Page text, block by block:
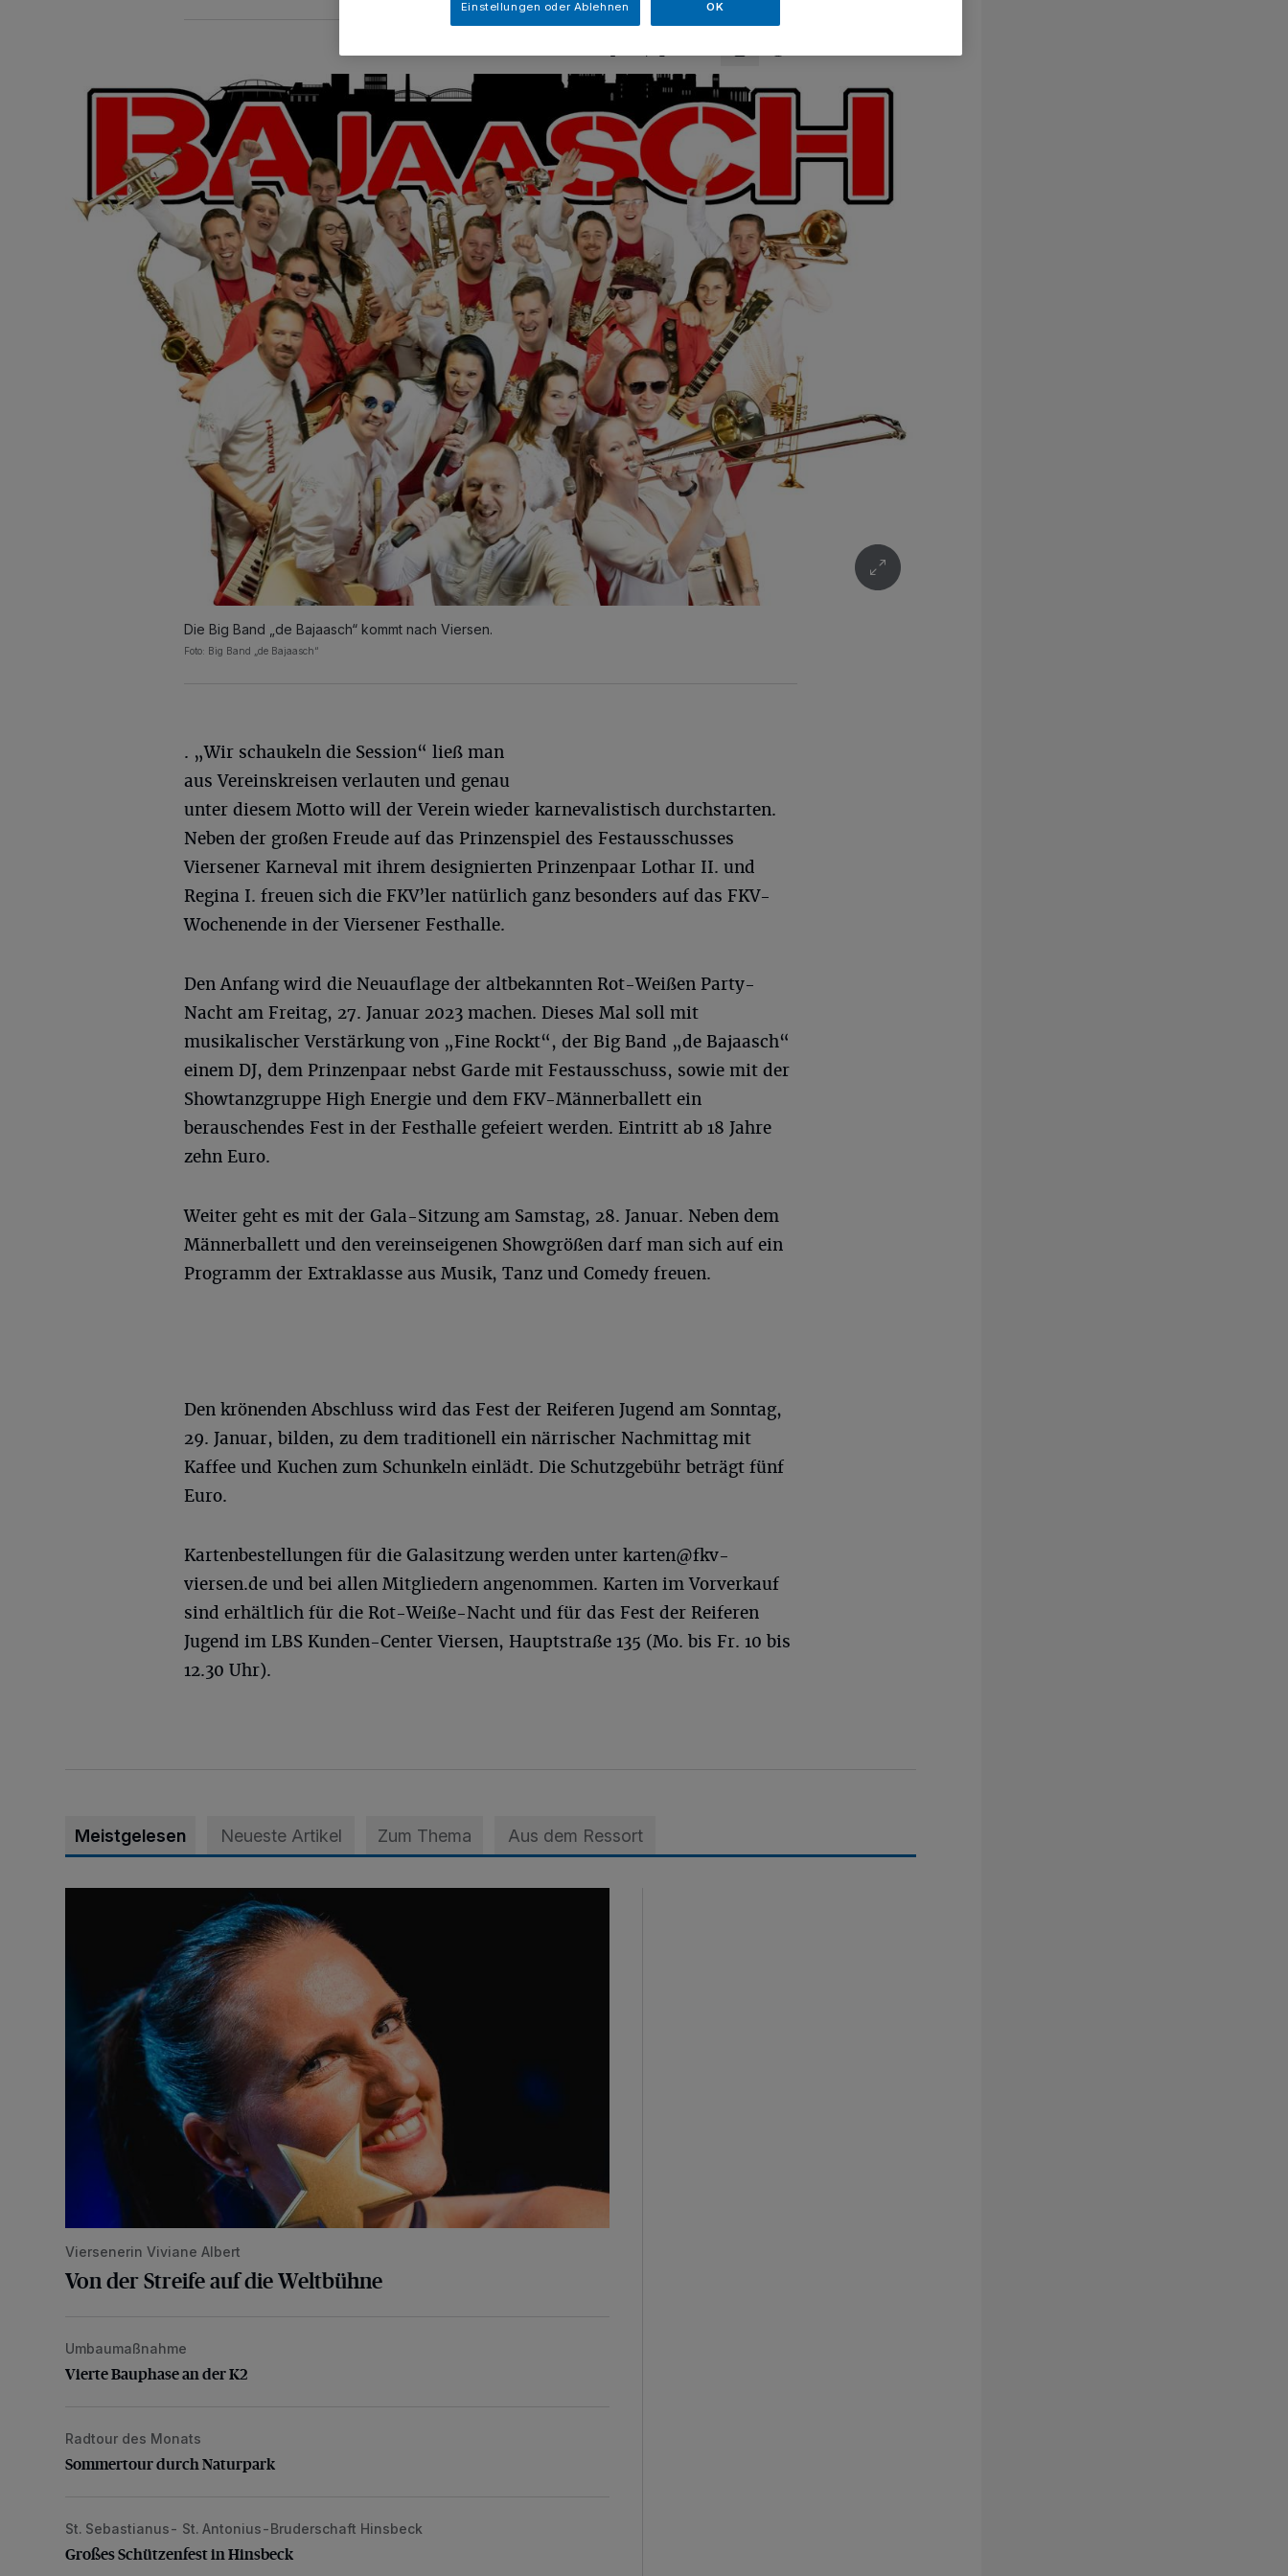
Die Big Band „de Bajaasch“ kommt nach Viersen.
Foto: Big Band „de Bajaasch“
. „Wir schaukeln die Session“ ließ man
aus Vereinskreisen verlauten und genau
unter diesem Motto will der Verein wieder karnevalistisch durchstarten.
Neben der großen Freude auf das Prinzenspiel des Festausschusses
Viersener Karneval mit ihrem designierten Prinzenpaar Lothar II. und
Regina I. freuen sich die FKV’ler natürlich ganz besonders auf das FKV-
Wochenende in der Viersener Festhalle.
Den Anfang wird die Neuauflage der altbekannten Rot-Weißen Party-
Nacht am Freitag, 27. Januar 2023 machen. Dieses Mal soll mit
musikalischer Verstärkung von „Fine Rockt“, der Big Band „de Bajaasch“
einem DJ, dem Prinzenpaar nebst Garde mit Festausschuss, sowie mit der
Showtanzgruppe High Energie und dem FKV-Männerballett ein
berauschendes Fest in der Festhalle gefeiert werden. Eintritt ab 18 Jahre
zehn Euro.
Weiter geht es mit der Gala-Sitzung am Samstag, 28. Januar. Neben dem
Männerballett und den vereinseigenen Showgrößen darf man sich auf ein
Programm der Extraklasse aus Musik, Tanz und Comedy freuen.
Den krönenden Abschluss wird das Fest der Reiferen Jugend am Sonntag,
29. Januar, bilden, zu dem traditionell ein närrischer Nachmittag mit
Kaffee und Kuchen zum Schunkeln einlädt. Die Schutzgebühr beträgt fünf
Euro.
Kartenbestellungen für die Galasitzung werden unter karten@fkv-
viersen.de und bei allen Mitgliedern angenommen. Karten im Vorverkauf
sind erhältlich für die Rot-Weiße-Nacht und für das Fest der Reiferen
Jugend im LBS Kunden-Center Viersen, Hauptstraße 135 (Mo. bis Fr. 10 bis
12.30 Uhr).
Meistgelesen Neueste Artikel Zum Thema Aus dem Ressort
Von der Streife auf die Weltbühne
Viersenerin Viviane Albert
Von der Streife auf die Weltbühne
Vierte Bauphase an der K2
Umbaumaßnahme
Vierte Bauphase an der K2
Sommertour durch Naturpark
Radtour des Monats
Sommertour durch Naturpark
Großes Schützenfest in Hinsbeck
St. Sebastianus- St. Antonius-Bruderschaft Hinsbeck
Großes Schützenfest in Hinsbeck
Einstellungen oder Ablehnen OK